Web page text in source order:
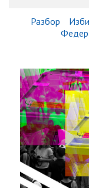
Разбор